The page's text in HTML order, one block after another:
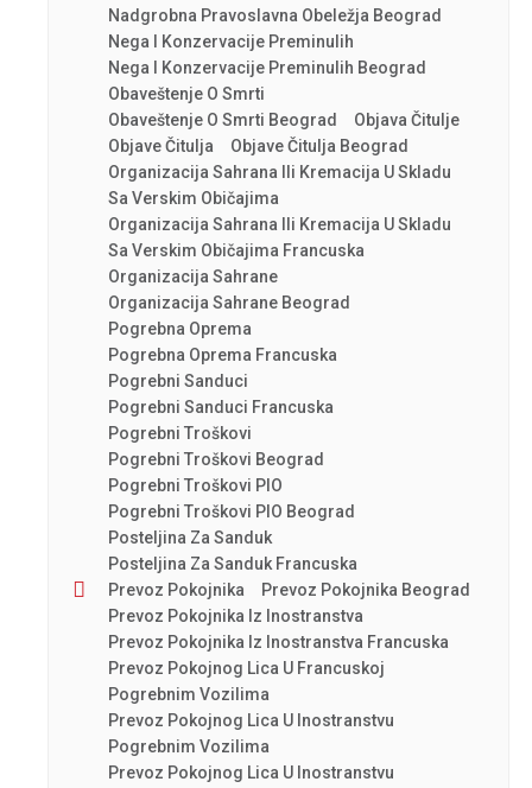
Nadgrobna Pravoslavna Obeležja Beograd
Nega I Konzervacije Preminulih
Nega I Konzervacije Preminulih Beograd
Obaveštenje O Smrti
Obaveštenje O Smrti Beograd
Objava Čitulje
Objave Čitulja
Objave Čitulja Beograd
Organizacija Sahrana Ili Kremacija U Skladu
Sa Verskim Običajima
Organizacija Sahrana Ili Kremacija U Skladu
Sa Verskim Običajima Francuska
Organizacija Sahrane
Organizacija Sahrane Beograd
Pogrebna Oprema
Pogrebna Oprema Francuska
Pogrebni Sanduci
Pogrebni Sanduci Francuska
Pogrebni Troškovi
Pogrebni Troškovi Beograd
Pogrebni Troškovi PIO
Pogrebni Troškovi PIO Beograd
Posteljina Za Sanduk
Posteljina Za Sanduk Francuska
Prevoz Pokojnika
Prevoz Pokojnika Beograd
Prevoz Pokojnika Iz Inostranstva
Prevoz Pokojnika Iz Inostranstva Francuska
Prevoz Pokojnog Lica U Francuskoj
Pogrebnim Vozilima
Prevoz Pokojnog Lica U Inostranstvu
Pogrebnim Vozilima
Prevoz Pokojnog Lica U Inostranstvu